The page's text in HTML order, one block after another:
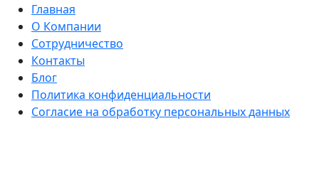
Главная
О Компании
Сотрудничество
Контакты
Блог
Политика конфиденциальности
Согласие на обработку персональных данных